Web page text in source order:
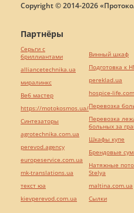
Copyright © 2014-2026
Партнёры
Серьги с
бриллиантами
alliancetechnika.ua
миралинкс
Веб мастер
https://motokosmos.ua/
Синтезаторы
agrotechnika.com.ua
perevod.agency
europeservice.com.ua
mk-translations.ua
текст юа
kievperevod.com.ua
Винный шкаф
Подготовка к
pereklad.ua
hospice-
Перевозка
Перевозка
больных за
Шкафы купе
Брендовые
Натяжные
Stelya
maltina.com.ua
Cылки